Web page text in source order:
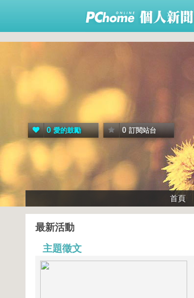
0 愛的鼓勵 0 訂閱站台
首頁
最新活動
主題徵文